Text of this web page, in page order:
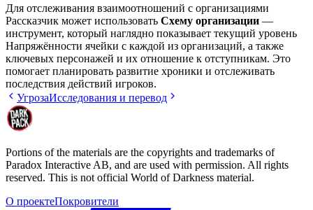
Для отслеживания взаимоотношений с организациями
Рассказчик может использовать Схему организации —
инструмент, который наглядно показывает текущий уровень
Напряжённости ячейки с каждой из организаций, а также
ключевых персонажей и их отношение к отступникам. Это
помогает планировать развитие хроники и отслеживать
последствия действий игроков.
УгрозаИсследования и перевод
Portions of the materials are the copyrights and trademarks of
Paradox Interactive AB, and are used with permission. All rights
reserved. This is not official World of Darkness material.
О проектеПокровители